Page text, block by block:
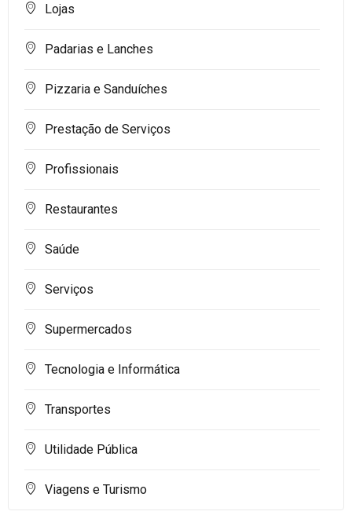
Lojas
Padarias e Lanches
Pizzaria e Sanduíches
Prestação de Serviços
Profissionais
Restaurantes
Saúde
Serviços
Supermercados
Tecnologia e Informática
Transportes
Utilidade Pública
Viagens e Turismo